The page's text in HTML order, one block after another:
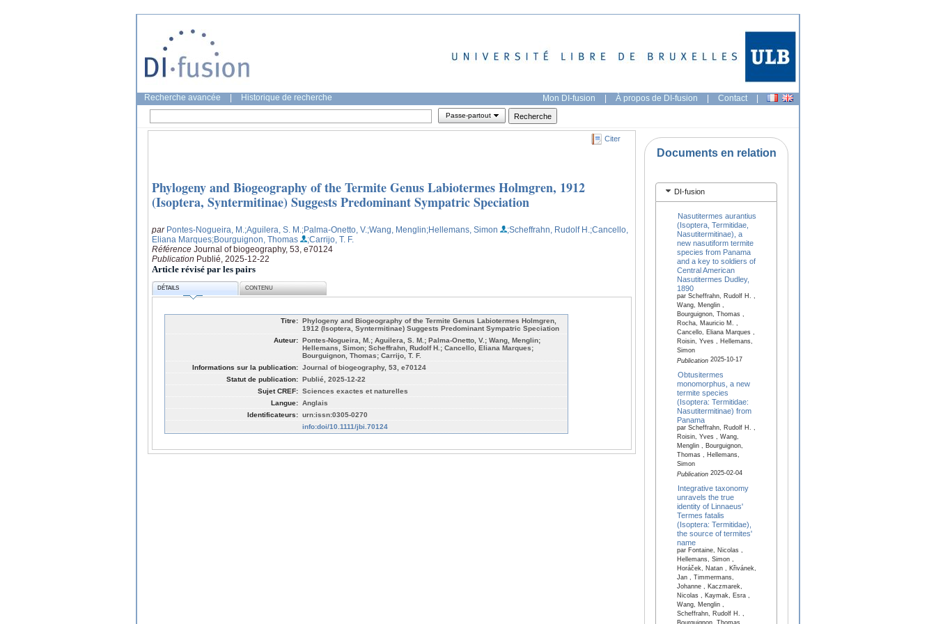
Recherche avancée Historique de recherche Mon DI-fusion | À propos de DI-fusion | Contact |
Passe-partout
Citer
Phylogeny and Biogeography of the Termite Genus Labiotermes Holmgren, 1912
(Isoptera, Syntermitinae) Suggests Predominant Sympatric Speciation
par Pontes‐Nogueira, M. ;Aguilera, S. M. ;Palma‐Onetto, V. ;Wang, Menglin;Hellemans, Simon ;Scheffrahn, Rudolf H. ;Cancello,
Eliana Marques;Bourguignon, Thomas
;Carrijo, T. F.
Référence Journal of biogeography, 53, e70124
Publication Publié, 2025-12-22
Article révisé par les pairs
DÉTAILS CONTENU
Titre: Phylogeny and Biogeography of the Termite Genus Labiotermes Holmgren,
1912 (Isoptera, Syntermitinae) Suggests Predominant Sympatric Speciation
Auteur: Pontes‐Nogueira, M.; Aguilera, S. M.; Palma‐Onetto, V.; Wang, Menglin;
Hellemans, Simon; Scheffrahn, Rudolf H.; Cancello, Eliana Marques;
Bourguignon, Thomas; Carrijo, T. F.
Informations sur la publication: Journal of biogeography, 53, e70124
Statut de publication: Publié, 2025-12-22
Sujet CREF: Sciences exactes et naturelles
Langue: Anglais
Identificateurs: urn:issn:0305-0270
info:doi/10.1111/jbi.70124
Documents en relation
DI-fusion
Nasutitermes aurantius
(Isoptera, Termitidae,
Nasutitermitinae), a
new nasutiform termite
species from Panama
and a key to soldiers of
Central American
Nasutitermes Dudley,
1890
par Scheffrahn, Rudolf H. ,
Wang, Menglin ,
Bourguignon, Thomas ,
Rocha, Mauricio M. ,
Cancello, Eliana Marques ,
Roisin, Yves , Hellemans,
Simon
Publication2025-10-17
Obtusitermes
monomorphus, a new
termite species
(Isoptera: Termitidae:
Nasutitermitinae) from
Panama
par Scheffrahn, Rudolf H. ,
Roisin, Yves , Wang,
Menglin , Bourguignon,
Thomas , Hellemans,
Simon
Publication2025-02-04
Integrative taxonomy
unravels the true
identity of Linnaeus'
Termes fatalis
(Isoptera: Termitidae),
the source of termites'
name
par Fontaine, Nicolas ,
Hellemans, Simon ,
Horáček, Natan , Křivánek,
Jan , Timmermans,
Johanne , Kaczmarek,
Nicolas , Kaymak, Esra ,
Wang, Menglin ,
Scheffrahn, Rudolf H. ,